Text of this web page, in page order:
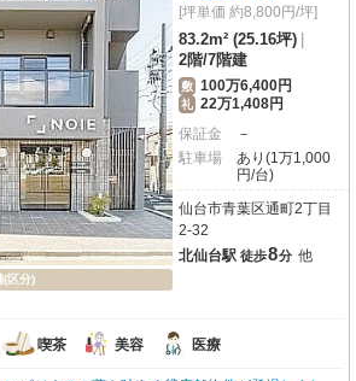
(区分)
[坪単価 約8,800円/坪]
83.2m² (25.16坪)
2階/7階建
敷 100万6,400円
礼 22万1,408円
保証金
－
駐車場
あり(1万1,000
円/台)
仙台市青葉区通町2丁目
2-32
北仙台駅 徒歩8分 他
喫茶 美容 医療